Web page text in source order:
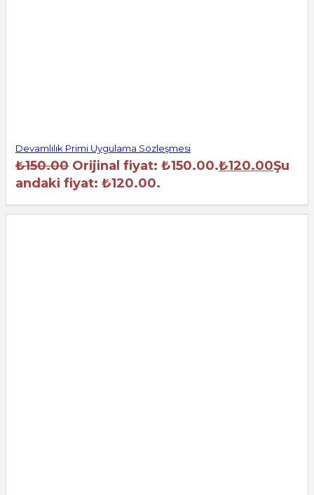
Devamlılık Primi Uygulama Sözleşmesi
₺150.00 Orijinal fiyat: ₺150.00.₺120.00Şu
andaki fiyat: ₺120.00.